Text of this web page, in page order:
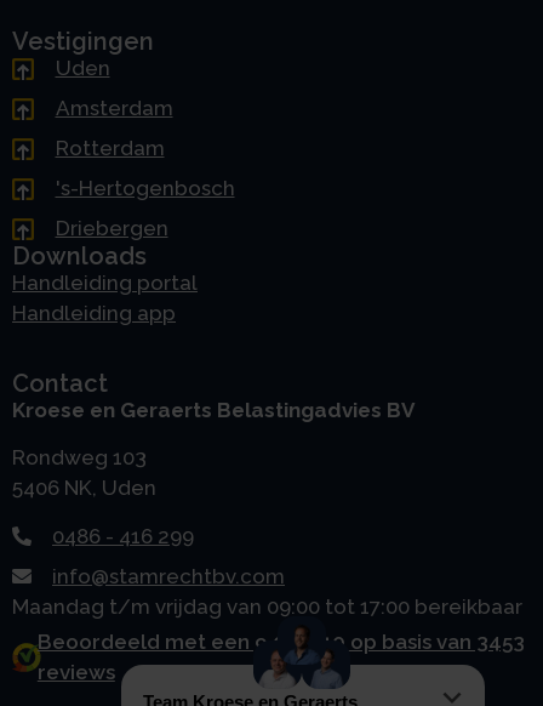
Vestigingen
Uden
Amsterdam
Rotterdam
's-Hertogenbosch
Driebergen
Downloads
Handleiding portal
Handleiding app
Contact
Kroese en Geraerts Belastingadvies BV
Rondweg 103
5406 NK, Uden
0486 - 416 299
info@stamrechtbv.com
Maandag t/m vrijdag van 09:00 tot 17:00 bereikbaar
Beoordeeld met een 9.0 uit 10 op basis van 3453
reviews